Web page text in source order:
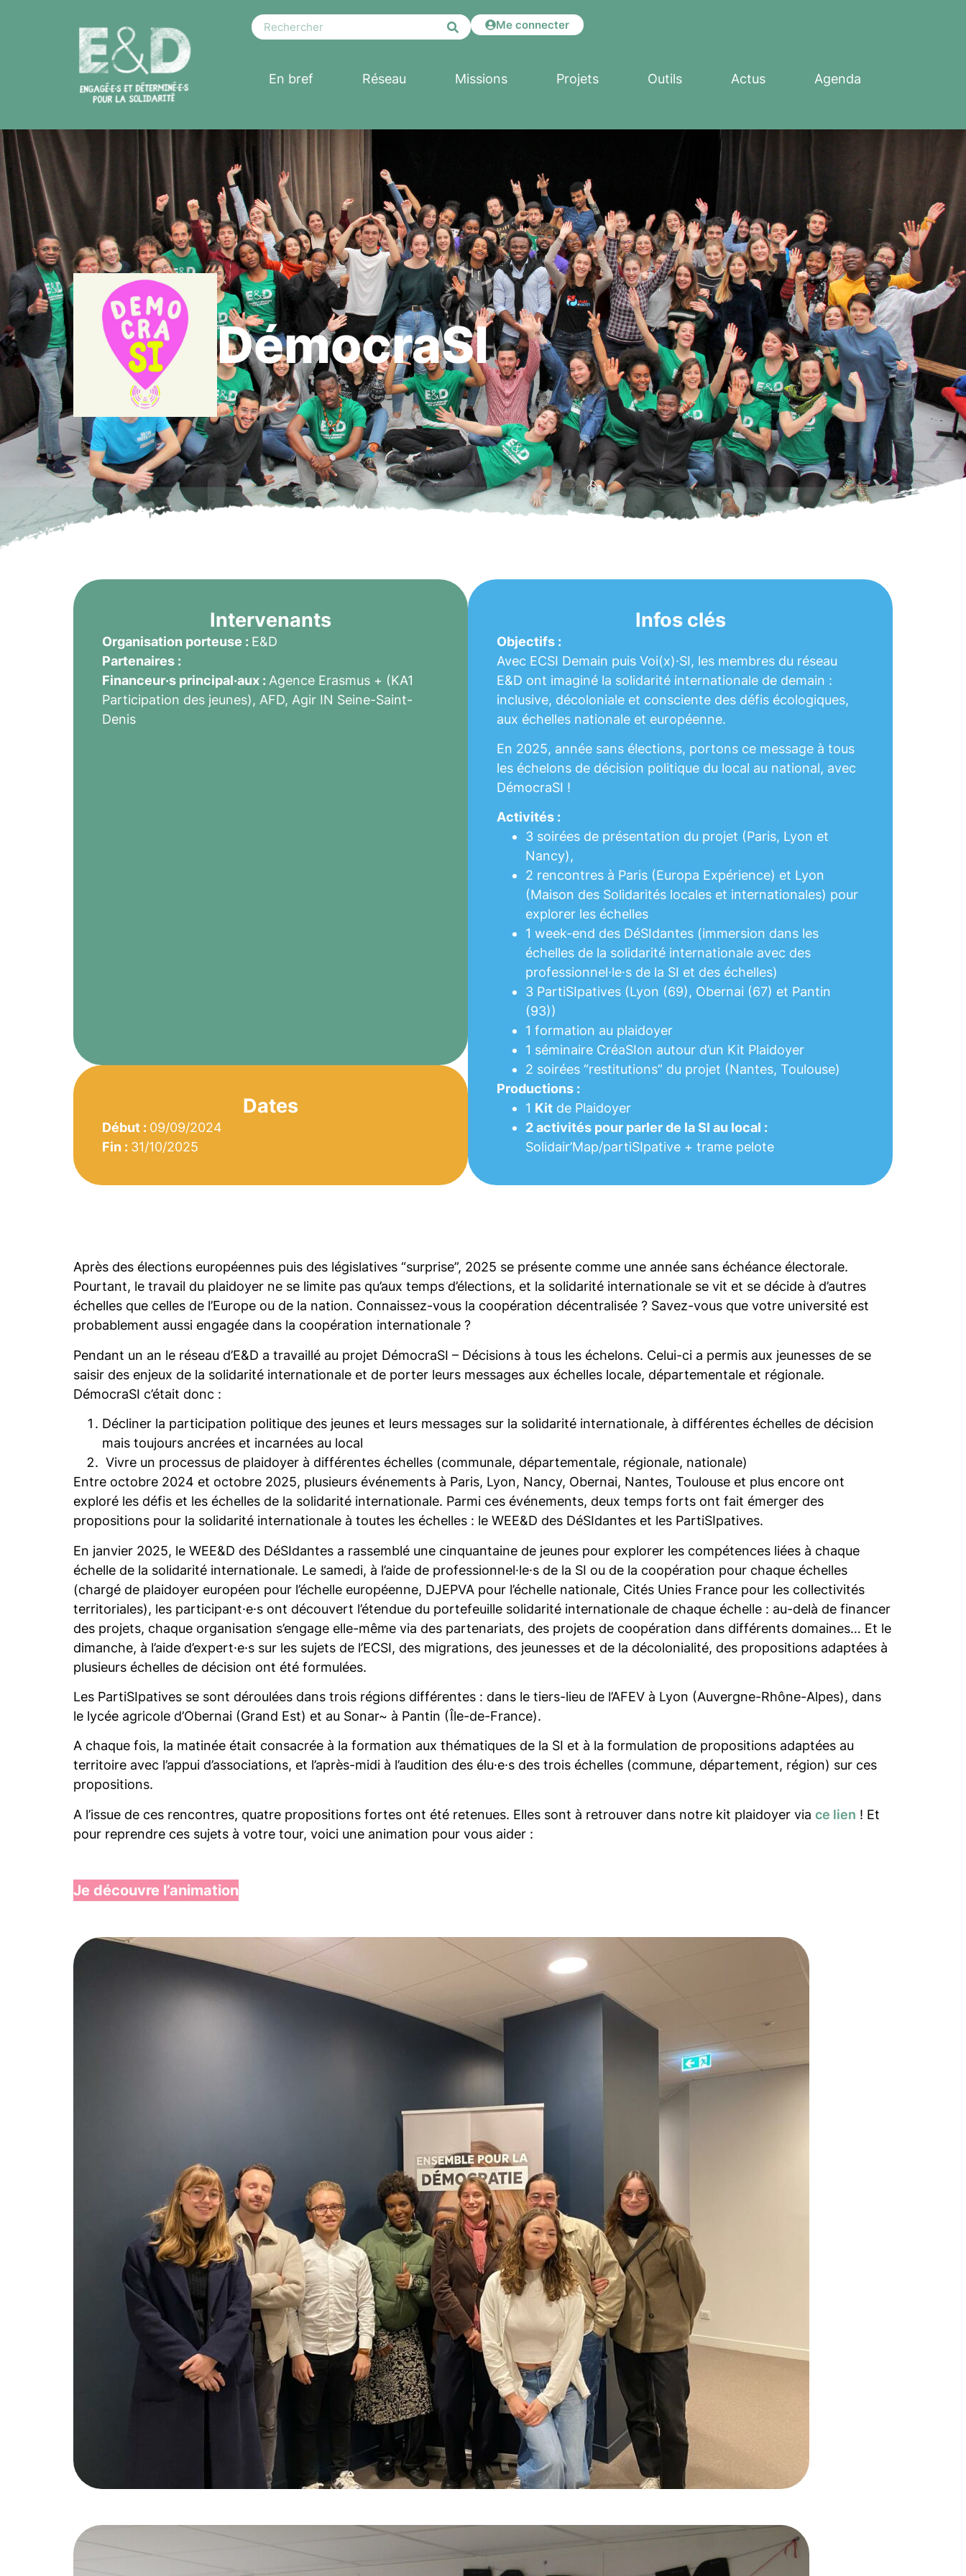
Me connecter
En bref Réseau Missions Projets Outils Actus Agenda
DémocraSI
Intervenants
Organisation porteuse : E&D
Partenaires :
Financeur·s principal·aux : Agence Erasmus + (KA1
Participation des jeunes), AFD, Agir IN Seine-Saint-
Denis
Dates
Début : 09/09/2024
Fin : 31/10/2025
Infos clés
Objectifs :
Avec ECSI Demain puis Voi(x)·SI, les membres du réseau
E&D ont imaginé la solidarité internationale de demain :
inclusive, décoloniale et consciente des défis écologiques,
aux échelles nationale et européenne.
En 2025, année sans élections, portons ce message à tous
les échelons de décision politique du local au national, avec
DémocraSI !
Activités :
3 soirées de présentation du projet (Paris, Lyon et
Nancy),
2 rencontres à Paris (Europa Expérience) et Lyon
(Maison des Solidarités locales et internationales) pour
explorer les échelles
1 week-end des DéSIdantes (immersion dans les
échelles de la solidarité internationale avec des
professionnel·le·s de la SI et des échelles)
3 PartiSIpatives (Lyon (69), Obernai (67) et Pantin
(93))
1 formation au plaidoyer
1 séminaire CréaSIon autour d’un Kit Plaidoyer
2 soirées “restitutions” du projet (Nantes, Toulouse)
Productions :
1 Kit de Plaidoyer
2 activités pour parler de la SI au local :
Solidair’Map/partiSIpative + trame pelote
Après des élections européennes puis des législatives “surprise”, 2025 se présente comme une année sans échéance électorale.
Pourtant, le travail du plaidoyer ne se limite pas qu’aux temps d’élections, et la solidarité internationale se vit et se décide à d’autres
échelles que celles de l’Europe ou de la nation. Connaissez-vous la coopération décentralisée ? Savez-vous que votre université est
probablement aussi engagée dans la coopération internationale ?
Pendant un an le réseau d’E&D a travaillé au projet DémocraSI – Décisions à tous les échelons. Celui-ci a permis aux jeunesses de se
saisir des enjeux de la solidarité internationale et de porter leurs messages aux échelles locale, départementale et régionale.
DémocraSI c’était donc :
Décliner la participation politique des jeunes et leurs messages sur la solidarité internationale, à différentes échelles de décision
mais toujours ancrées et incarnées au local
Vivre un processus de plaidoyer à différentes échelles (communale, départementale, régionale, nationale)
Entre octobre 2024 et octobre 2025, plusieurs événements à Paris, Lyon, Nancy, Obernai, Nantes, Toulouse et plus encore ont
exploré les défis et les échelles de la solidarité internationale. Parmi ces événements, deux temps forts ont fait émerger des
propositions pour la solidarité internationale à toutes les échelles : le WEE&D des DéSIdantes et les PartiSIpatives.
En janvier 2025, le WEE&D des DéSIdantes a rassemblé une cinquantaine de jeunes pour explorer les compétences liées à chaque
échelle de la solidarité internationale. Le samedi, à l’aide de professionnel·le·s de la SI ou de la coopération pour chaque échelles
(chargé de plaidoyer européen pour l’échelle européenne, DJEPVA pour l’échelle nationale, Cités Unies France pour les collectivités
territoriales), les participant·e·s ont découvert l’étendue du portefeuille solidarité internationale de chaque échelle : au-delà de financer
des projets, chaque organisation s’engage elle-même via des partenariats, des projets de coopération dans différents domaines… Et le
dimanche, à l’aide d’expert·e·s sur les sujets de l’ECSI, des migrations, des jeunesses et de la décolonialité, des propositions adaptées à
plusieurs échelles de décision ont été formulées.
Les PartiSIpatives se sont déroulées dans trois régions différentes : dans le tiers-lieu de l’AFEV à Lyon (Auvergne-Rhône-Alpes), dans
le lycée agricole d’Obernai (Grand Est) et au Sonar~ à Pantin (Île-de-France).
A chaque fois, la matinée était consacrée à la formation aux thématiques de la SI et à la formulation de propositions adaptées au
territoire avec l’appui d’associations, et l’après-midi à l’audition des élu·e·s des trois échelles (commune, département, région) sur ces
propositions.
A l’issue de ces rencontres, quatre propositions fortes ont été retenues. Elles sont à retrouver dans notre kit plaidoyer via ce lien ! Et
pour reprendre ces sujets à votre tour, voici une animation pour vous aider :
Je découvre l’animation